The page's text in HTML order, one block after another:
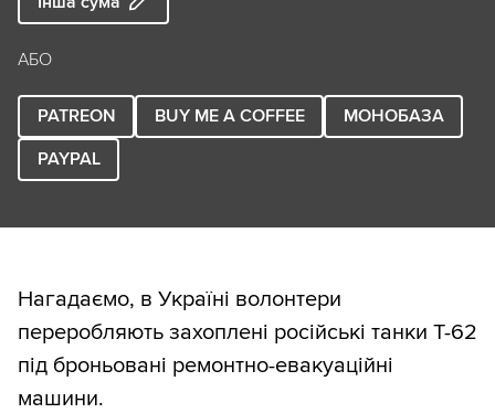
АБО
PATREON BUY ME A COFFEE
МОНОБАЗА
PAYPAL
Нагадаємо, в Україні волонтери
переробляють захоплені російські танки Т-62
під броньовані ремонтно-евакуаційні
машини.